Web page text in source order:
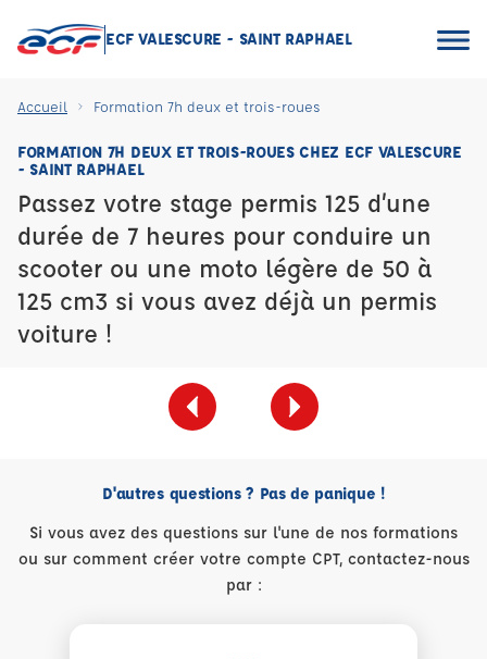
ECF VALESCURE - SAINT RAPHAEL
Accueil Formation 7h deux et trois-roues
FORMATION 7H DEUX ET TROIS-ROUES CHEZ ECF VALESCURE
- SAINT RAPHAEL
Passez votre stage permis 125 d’une
durée de 7 heures pour conduire un
scooter ou une moto légère de 50 à
125 cm3 si vous avez déjà un permis
voiture !
D'autres questions ? Pas de panique !
Si vous avez des questions sur l'une de nos formations
ou sur comment créer votre compte CPT, contactez-nous
par :